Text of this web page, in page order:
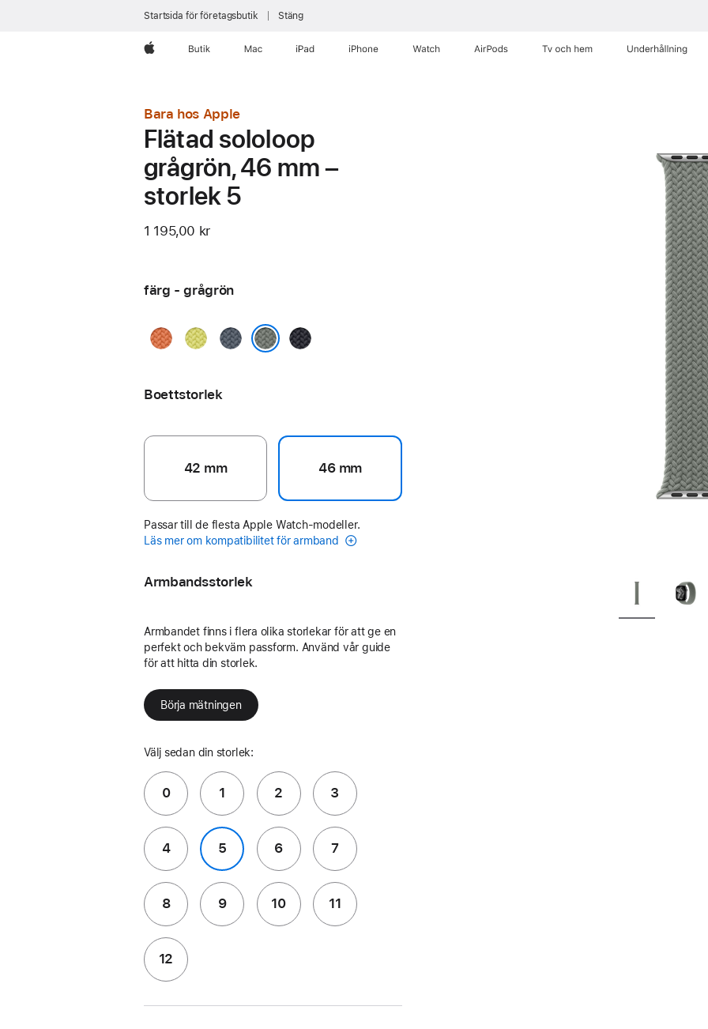
Startsida för företagsbutik Stäng
AppleButik Mac iPad iPhone Watch AirPods Tv och hem Underhållning
Bara hos Apple
Flätad sololoop
grågrön, 46 mm –
storlek 5
1 195,00 kr
färg - grågrön
gurkmejaneongulankarblå midnatt
Boettstorlek
42 mm 46 mm
Passar till de flesta Apple Watch-modeller.
Läs mer om kompatibilitet för armband
Armbandsstorlek
Armbandet finns i flera olika storlekar för att ge en
perfekt och bekväm passform. Använd vår guide
för att hitta din storlek.
Börja mätningen
Välj sedan din storlek:
0 1 2 3
4 5 6 7
8 9 10 11
12